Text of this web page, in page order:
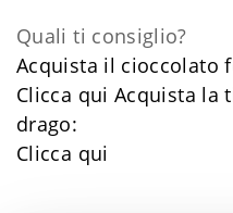
Quali ti consiglio?
Acquista il cioccolato
Clicca qui Acquista la
drago:
Clicca qui